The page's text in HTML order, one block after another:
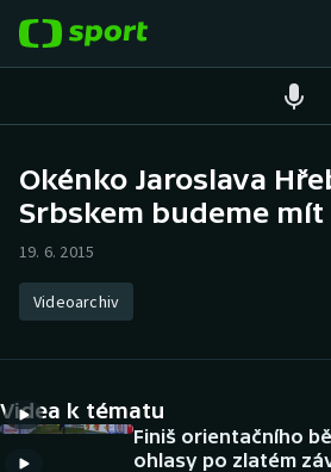
Hokej
Atletika
DALŠÍ SPORTY
Okénko Jaroslava
Srbskem budeme
19. 6. 2015
Videoarchiv
Videa k tématu
Finiš orientačního
ohlasy po zlatém